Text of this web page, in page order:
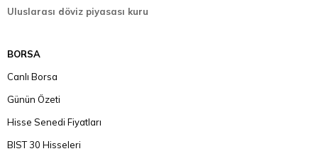
Uluslarası döviz piyasası kuru
BORSA
Canlı Borsa
Günün Özeti
Hisse Senedi Fiyatları
BIST 30 Hisseleri